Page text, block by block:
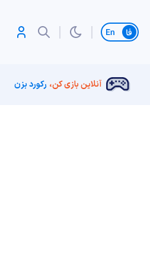
تغییر زبان
آنلاین بازی کن، رکورد بزن